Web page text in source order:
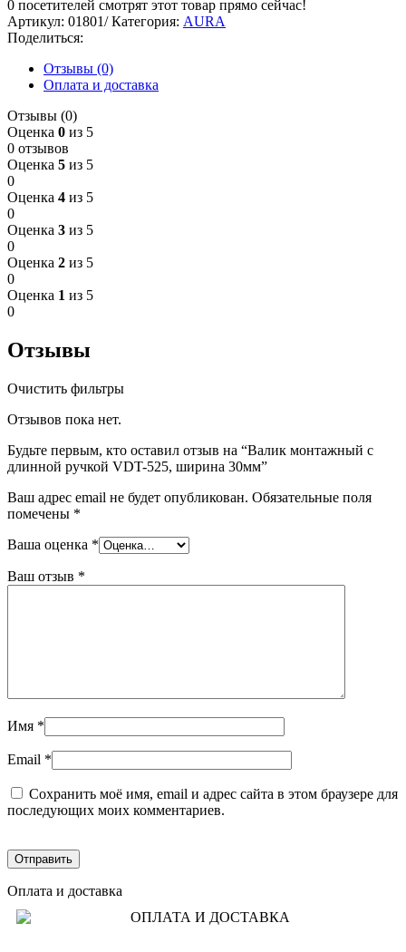
0 посетителей смотрят этот товар прямо сейчас!
Артикул: 01801/Категория: AURA
Поделиться:
Отзывы (0)
Оплата и доставка
Отзывы (0)
Оценка 0 из 5
0 отзывов
Оценка 5 из 5
0
Оценка 4 из 5
0
Оценка 3 из 5
0
Оценка 2 из 5
0
Оценка 1 из 5
0
Отзывы
Очистить фильтры
Отзывов пока нет.
Будьте первым, кто оставил отзыв на “Валик монтажный с
длинной ручкой VDT-525, ширина 30мм”
Ваш адрес email не будет опубликован. Обязательные поля
помечены *
Ваша оценка *
Ваш отзыв *
Имя *
Email *
Сохранить моё имя, email и адрес сайта в этом браузере для
последующих моих комментариев.
Оплата и доставка